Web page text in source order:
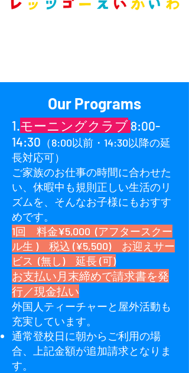
Our Programs
1.モーニングクラブ 8:00-
14:30 （8:00以前・14:30以降の延
長対応可）
ご家族のお仕事の時間に合わせた
い、休暇中も規則正しい生活のリ
ズムを、そんなお子様にもおすす
めです。
1回 料金¥5,000 (アフタースクー
ル生 ) 税込 (¥5,500) お迎えサー
ビス (無し) 延長 (可)
お支払い月末締めで請求書を発
行／現金払い
外国人ティーチャーと屋外活動も
充実しています。
通常登校日に朝からご利用の場
合、上記金額が追加請求となりま
す。